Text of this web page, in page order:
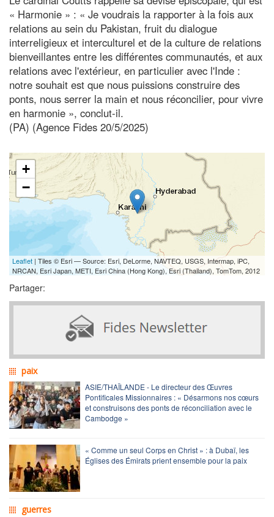
« Harmonie » : « Je voudrais la rapporter à la fois aux
relations au sein du Pakistan, fruit du dialogue
interreligieux et interculturel et de la culture de relations
bienveillantes entre les différentes communautés, et aux
relations avec l'extérieur, en particulier avec l'Inde :
notre souhait est que nous puissions construire des
ponts, nous serrer la main et nous réconcilier, pour vivre
en harmonie », conclut-il.
(PA) (Agence Fides 20/5/2025)
+
−
Leaflet | Tiles © Esri — Source: Esri, DeLorme, NAVTEQ, USGS, Intermap, iPC,
NRCAN, Esri Japan, METI, Esri China (Hong Kong), Esri (Thailand), TomTom, 2012
Partager:
paix
ASIE/THAÏLANDE - Le directeur des Œuvres
Pontificales Missionnaires : « Désarmons nos cœurs
et construisons des ponts de réconciliation avec le
Cambodge »
« Comme un seul Corps en Christ » : à Dubaï, les
Églises des Émirats prient ensemble pour la paix
guerres